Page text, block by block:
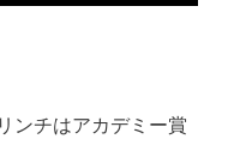
ンチはアカデミー賞